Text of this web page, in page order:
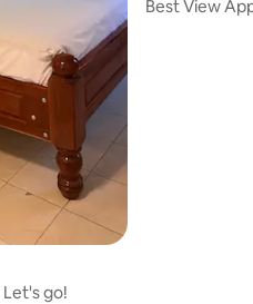
go!
Best View